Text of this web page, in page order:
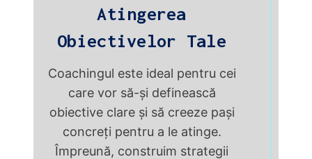
Atingerea
Obiectivelor Tale
Coachingul este ideal pentru cei
care vor să-și definească
obiective clare și să creeze pași
concreți pentru a le atinge.
Împreună, construim strategii